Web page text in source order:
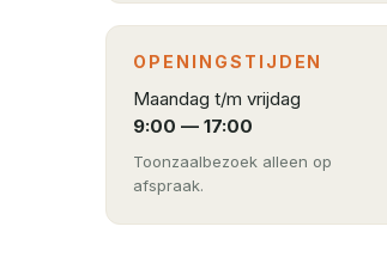
OPENINGSTIJDEN
Maandag t/m vrijdag
9:00 — 17:00
Toonzaalbezoek alleen op
afspraak.